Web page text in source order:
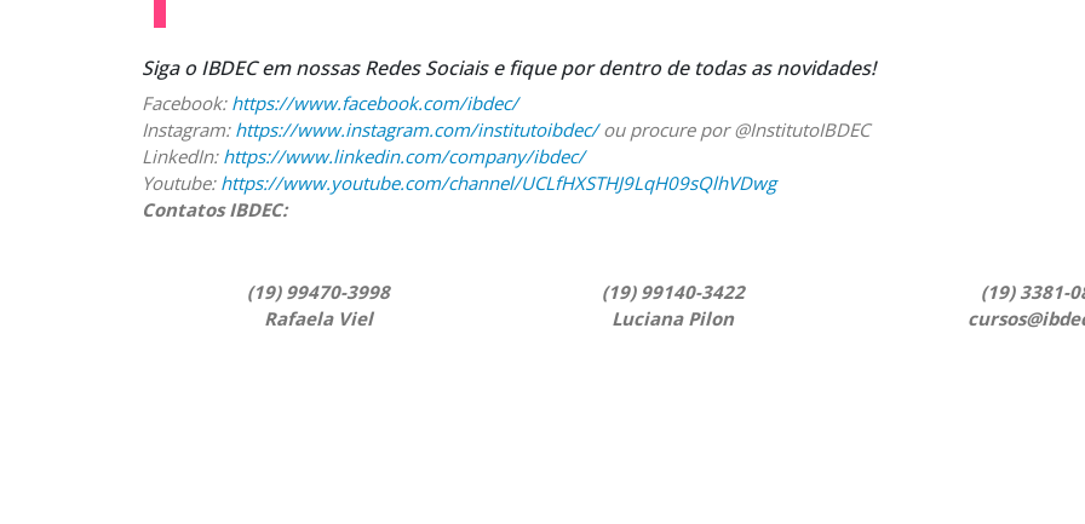
Siga o IBDEC em nossas Redes Sociais e fique por dentro de todas as novidades!
Facebook: https://www.facebook.com/ibdec/
Instagram: https://www.instagram.com/institutoibdec/ou procure por @InstitutoIBDEC
LinkedIn: https://www.linkedin.com/company/ibdec/
Youtube: https://www.youtube.com/channel/UCLfHXSTHJ9LqH09sQlhVDwg
Contatos IBDEC:
(19) 99470-3998
Rafaela Viel
(19) 99140-3422
Luciana Pilon
(19) 3381-